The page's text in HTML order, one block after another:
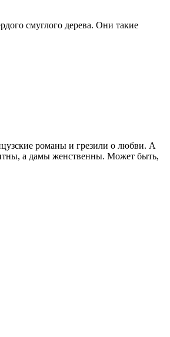
смуглого дерева. Они такие
романы и грезили о любви. А
а дамы женственны. Может быть,